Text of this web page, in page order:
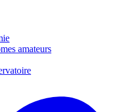
amateurs